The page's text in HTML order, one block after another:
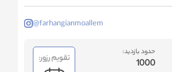
@farhangianmoallem
حدود بازدید:
1000 تقویم رزور: